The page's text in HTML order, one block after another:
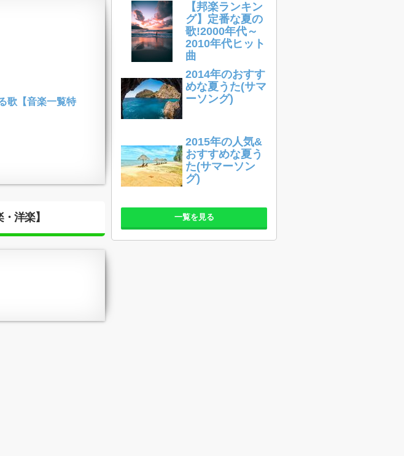
歌【音楽一覧特
洋楽】
【邦楽ランキン
グ】定番な夏の
歌!2000年代～
2010年代ヒット
曲
2014年のおすす
めな夏うた(サマ
ーソング)
2015年の人気&
おすすめな夏う
た(サマーソン
グ)
一覧を見る